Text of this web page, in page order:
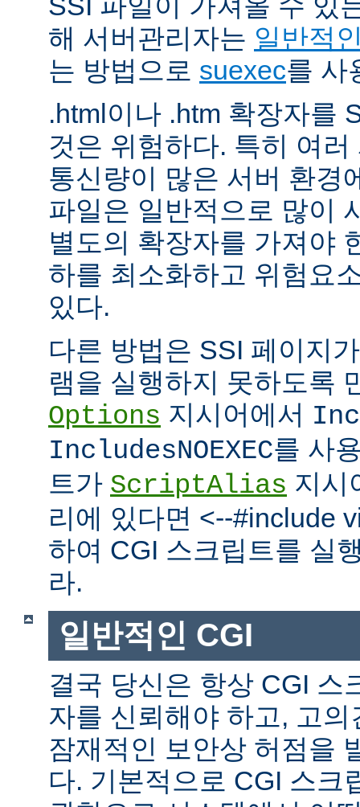
해 서버관리자는 일반적
는 방법으로 suexec를 사
.html이나 .htm 확장자를
것은 위험하다. 특히 여
통신량이 많은 서버 환경
파일은 일반적으로 많이
별도의 확장자를 가져야
하를 최소화하고 위험요
있다.
다른 방법은 SSI 페이지
램을 실행하지 못하도록
Options 지시어에서
IncludesNOEXEC를 사
트가 ScriptAlias 지시
리에 있다면 <--#include
하여 CGI 스크립트를 실
라.
일반적인 CGI
결국 당신은 항상 CGI 스
자를 신뢰해야 하고, 고
잠재적인 보안상 허점을
다. 기본적으로 CGI 스크